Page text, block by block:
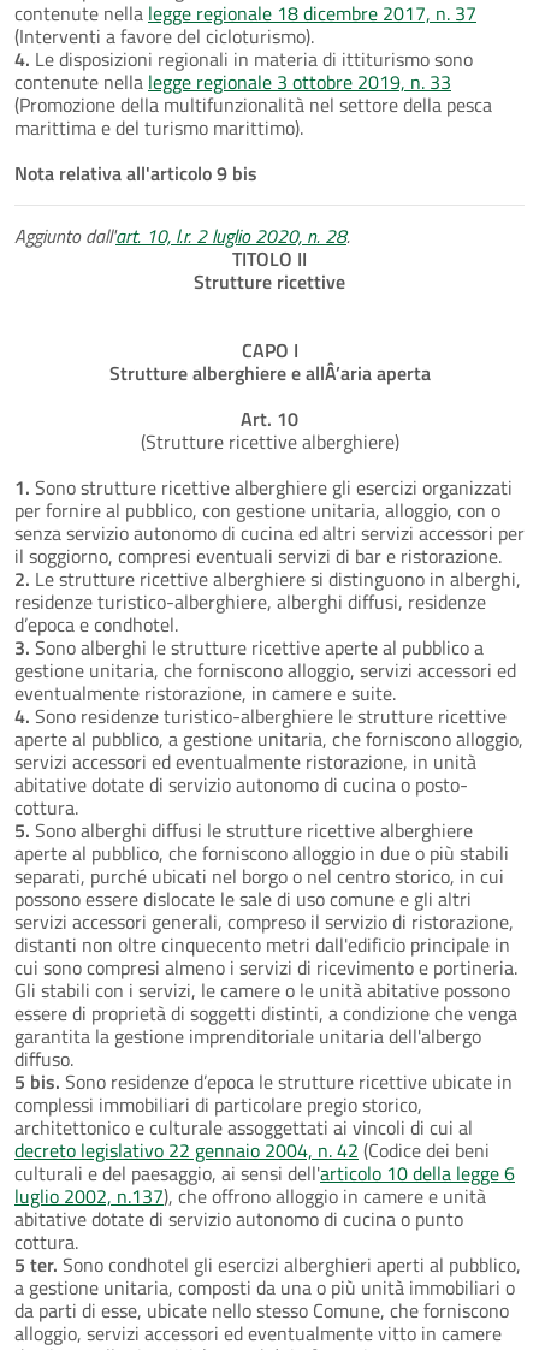
contenute nella legge regionale 18 dicembre 2017, n. 37
(Interventi a favore del cicloturismo).
4. Le disposizioni regionali in materia di ittiturismo sono
contenute nella legge regionale 3 ottobre 2019, n. 33
(Promozione della multifunzionalità nel settore della pesca
marittima e del turismo marittimo).
Nota relativa all'articolo 9 bis
Aggiunto dall'art. 10, l.r. 2 luglio 2020, n. 28.
TITOLO II
Strutture ricettive
CAPO I
Strutture alberghiere e allÂ’aria aperta
Art. 10
(Strutture ricettive alberghiere)
1. Sono strutture ricettive alberghiere gli esercizi organizzati
per fornire al pubblico, con gestione unitaria, alloggio, con o
senza servizio autonomo di cucina ed altri servizi accessori per
il soggiorno, compresi eventuali servizi di bar e ristorazione.
2. Le strutture ricettive alberghiere si distinguono in alberghi,
residenze turistico-alberghiere, alberghi diffusi, residenze
d’epoca e condhotel.
3. Sono alberghi le strutture ricettive aperte al pubblico a
gestione unitaria, che forniscono alloggio, servizi accessori ed
eventualmente ristorazione, in camere e suite.
4. Sono residenze turistico-alberghiere le strutture ricettive
aperte al pubblico, a gestione unitaria, che forniscono alloggio,
servizi accessori ed eventualmente ristorazione, in unità
abitative dotate di servizio autonomo di cucina o posto-
cottura.
5. Sono alberghi diffusi le strutture ricettive alberghiere
aperte al pubblico, che forniscono alloggio in due o più stabili
separati, purché ubicati nel borgo o nel centro storico, in cui
possono essere dislocate le sale di uso comune e gli altri
servizi accessori generali, compreso il servizio di ristorazione,
distanti non oltre cinquecento metri dall'edificio principale in
cui sono compresi almeno i servizi di ricevimento e portineria.
Gli stabili con i servizi, le camere o le unità abitative possono
essere di proprietà di soggetti distinti, a condizione che venga
garantita la gestione imprenditoriale unitaria dell'albergo
diffuso.
5 bis. Sono residenze d’epoca le strutture ricettive ubicate in
complessi immobiliari di particolare pregio storico,
architettonico e culturale assoggettati ai vincoli di cui al
decreto legislativo 22 gennaio 2004, n. 42 (Codice dei beni
culturali e del paesaggio, ai sensi dell'articolo 10 della legge 6
luglio 2002, n.137), che offrono alloggio in camere e unità
abitative dotate di servizio autonomo di cucina o punto
cottura.
5 ter. Sono condhotel gli esercizi alberghieri aperti al pubblico,
a gestione unitaria, composti da una o più unità immobiliari o
da parti di esse, ubicate nello stesso Comune, che forniscono
alloggio, servizi accessori ed eventualmente vitto in camere